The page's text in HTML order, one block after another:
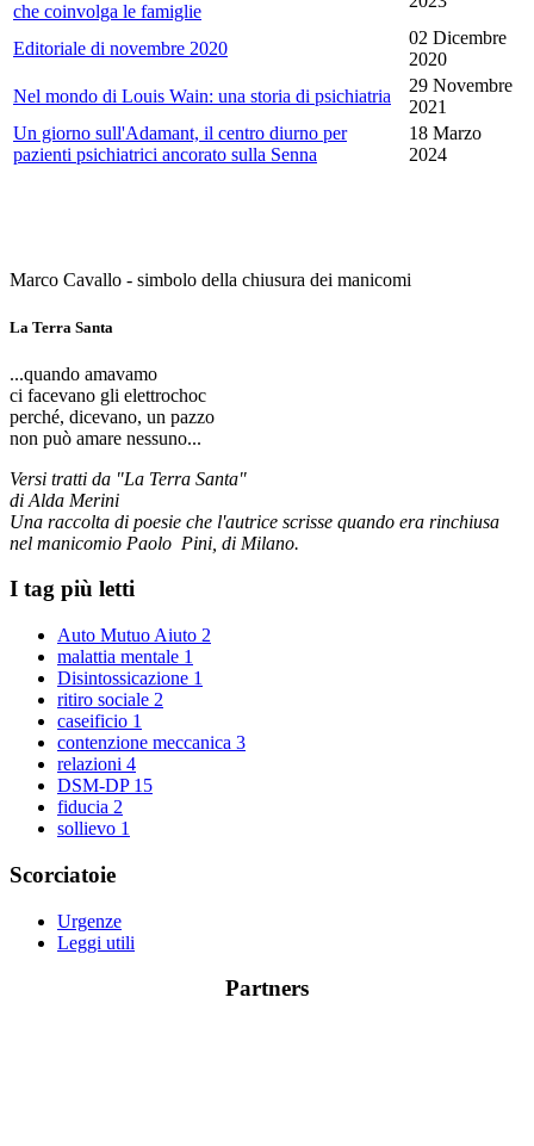
che coinvolga le famiglie
Editoriale di novembre 2020
02 Dicembre
2020
Nel mondo di Louis Wain: una storia di psichiatria
29 Novembre
2021
Un giorno sull'Adamant, il centro diurno per
pazienti psichiatrici ancorato sulla Senna
18 Marzo
2024
Marco Cavallo - simbolo della chiusura dei manicomi
La Terra Santa
...quando amavamo
ci facevano gli elettrochoc
perché, dicevano, un pazzo
non può amare nessuno...
Versi tratti da "La Terra Santa"
di Alda Merini
Una raccolta di poesie che l'autrice scrisse quando era rinchiusa
nel manicomio Paolo Pini, di Milano.
I tag più letti
Auto Mutuo Aiuto 2
malattia mentale 1
Disintossicazione 1
ritiro sociale 2
caseificio 1
contenzione meccanica 3
relazioni 4
DSM-DP 15
fiducia 2
sollievo 1
Scorciatoie
Urgenze
Leggi utili
Partners